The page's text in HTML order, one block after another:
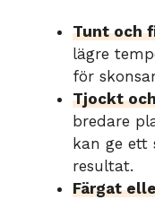
Tunt och
lägre
för
Tjockt
bredare
kan ge ett
resultat.
Färgat